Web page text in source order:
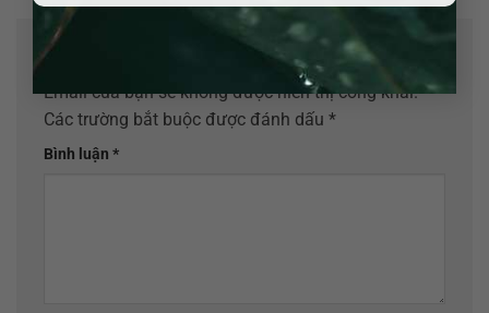
Để lại một bình luận
Email của bạn sẽ không được hiển thị công khai.
Các trường bắt buộc được đánh dấu *
Bình luận *